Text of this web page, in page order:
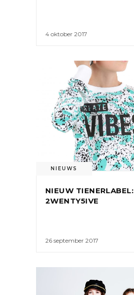
4 oktober 2017
NIEUWS
NIEUW TIENERLABEL:
2WENTY5IVE
26 september 2017